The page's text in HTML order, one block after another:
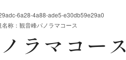
6a28-4a88-ade5-e30db59e29a0
名称 ： 観音峰パノラマコース
ラマコース